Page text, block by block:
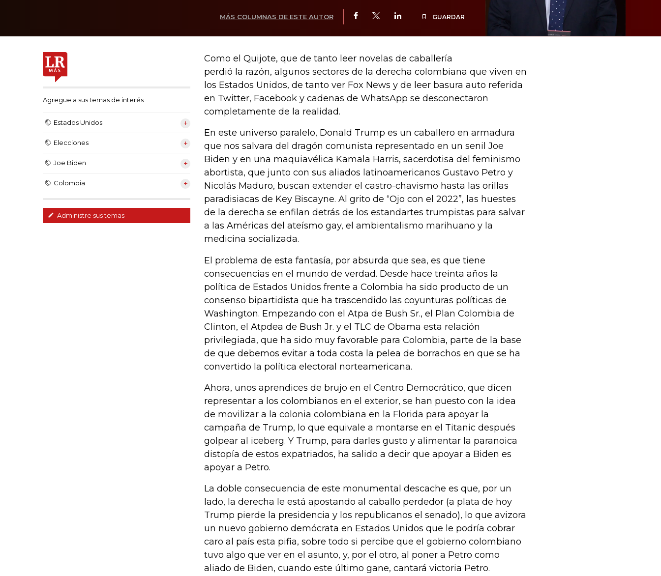
MÁS COLUMNAS DE ESTE AUTOR GUARDAR
Agregue a sus temas de interés
Estados Unidos
Elecciones
Joe Biden
Colombia
Administre sus temas
Como el Quijote, que de tanto leer novelas de caballería
perdió la razón, algunos sectores de la derecha colombiana que viven en
los Estados Unidos, de tanto ver Fox News y de leer basura auto referida
en Twitter, Facebook y cadenas de WhatsApp se desconectaron
completamente de la realidad.
En este universo paralelo, Donald Trump es un caballero en armadura
que nos salvara del dragón comunista representado en un senil Joe
Biden y en una maquiavélica Kamala Harris, sacerdotisa del feminismo
abortista, que junto con sus aliados latinoamericanos Gustavo Petro y
Nicolás Maduro, buscan extender el castro-chavismo hasta las orillas
paradisiacas de Key Biscayne. Al grito de “Ojo con el 2022”, las huestes
de la derecha se enfilan detrás de los estandartes trumpistas para salvar
a las Américas del ateísmo gay, el ambientalismo marihuano y la
medicina socializada.
El problema de esta fantasía, por absurda que sea, es que tiene
consecuencias en el mundo de verdad. Desde hace treinta años la
política de Estados Unidos frente a Colombia ha sido producto de un
consenso bipartidista que ha trascendido las coyunturas políticas de
Washington. Empezando con el Atpa de Bush Sr., el Plan Colombia de
Clinton, el Atpdea de Bush Jr. y el TLC de Obama esta relación
privilegiada, que ha sido muy favorable para Colombia, parte de la base
de que debemos evitar a toda costa la pelea de borrachos en que se ha
convertido la política electoral norteamericana.
Ahora, unos aprendices de brujo en el Centro Democrático, que dicen
representar a los colombianos en el exterior, se han puesto con la idea
de movilizar a la colonia colombiana en la Florida para apoyar la
campaña de Trump, lo que equivale a montarse en el Titanic después
golpear al iceberg. Y Trump, para darles gusto y alimentar la paranoica
distopía de estos expatriados, ha salido a decir que apoyar a Biden es
apoyar a Petro.
La doble consecuencia de este monumental descache es que, por un
lado, la derecha le está apostando al caballo perdedor (a plata de hoy
Trump pierde la presidencia y los republicanos el senado), lo que avizora
un nuevo gobierno demócrata en Estados Unidos que le podría cobrar
caro al país esta pifia, sobre todo si percibe que el gobierno colombiano
tuvo algo que ver en el asunto, y, por el otro, al poner a Petro como
aliado de Biden, cuando este último gane, cantará victoria Petro.